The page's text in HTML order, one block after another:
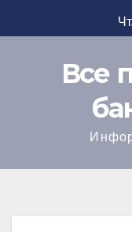
к
Все